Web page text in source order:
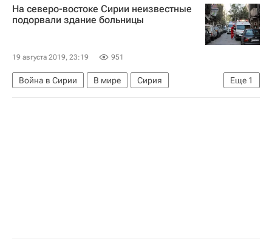
На северо-востоке Сирии неизвестные
подорвали здание больницы
19 августа 2019, 23:19 951
Еще 1
Война в Сирии В мире
Сирия
Война в Сирии